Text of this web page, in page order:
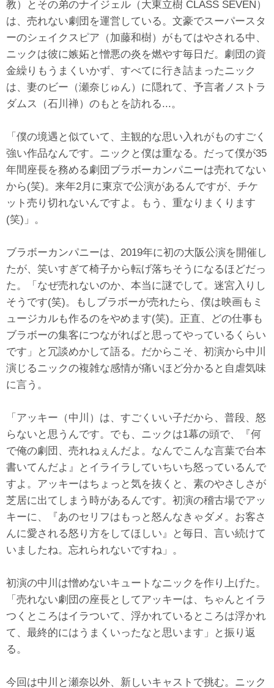
教）とその弟のナイジェル（大東立樹 CLASS SEVEN）
は、売れない劇団を運営している。文豪でスーパースタ
ーのシェイクスピア（加藤和樹）がもてはやされる中、
ニックは彼に嫉妬と憎悪の炎を燃やす毎日だ。劇団の資
金繰りもうまくいかず、すべてに行き詰まったニック
は、妻のビー（瀬奈じゅん）に隠れて、予言者ノストラ
ダムス（石川禅）のもとを訪れる...。
「僕の境遇と似ていて、主観的な思い入れがものすごく
強い作品なんです。ニックと僕は重なる。だって僕が35
年間座長を務める劇団ブラボーカンパニーは売れてない
から(笑)。来年2月に東京で公演があるんですが、チケ
ット売り切れないんですよ。もう、重なりまくります
(笑)」。
ブラボーカンパニーは、2019年に初の大阪公演を開催し
たが、笑いすぎて椅子から転げ落ちそうになるほどだっ
た。「なぜ売れないのか、本当に謎でして。迷宮入りし
そうです(笑)。もしブラボーが売れたら、僕は映画もミ
ュージカルも作るのをやめます(笑)。正直、どの仕事も
ブラボーの集客につながればと思ってやっているくらい
です」と冗談めかして語る。だからこそ、初演から中川
演じるニックの複雑な感情が痛いほど分かると自虐気味
に言う。
「アッキー（中川）は、すごくいい子だから、普段、怒
らないと思うんです。でも、ニックは1幕の頭で、『何
で俺の劇団、売れねぇんだよ。なんでこんな言葉で台本
書いてんだよ』とイライラしていちいち怒っているんで
すよ。アッキーはちょっと気を抜くと、素のやさしさが
芝居に出てしまう時があるんです。初演の稽古場でアッ
キーに、『あのセリフはもっと怒んなきゃダメ。お客さ
んに愛される怒り方をしてほしい』と毎日、言い続けて
いましたね。忘れられないですね」。
初演の中川は憎めないキュートなニックを作り上げた。
「売れない劇団の座長としてアッキーは、ちゃんとイラ
つくところはイラついて、浮かれているところは浮かれ
て、最終的にはうまくいったなと思います」と振り返
る。
今回は中川と瀬奈以外、新しいキャストで挑む。ニック